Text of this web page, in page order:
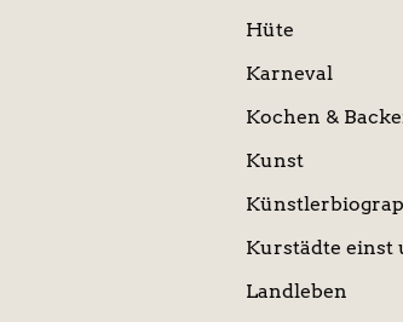
Hüte
Karneval
Kochen &
Kunst
Kurstädte einst
Landleben